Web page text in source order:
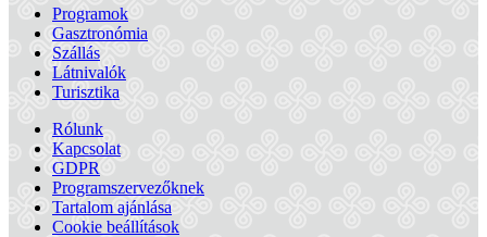
Slovakia Ring
Programok
Gasztronómia
Szállás
Látnivalók
Turisztika
Rólunk
Kapcsolat
GDPR
Programszervezőknek
Tartalom ajánlása
Cookie beállítások